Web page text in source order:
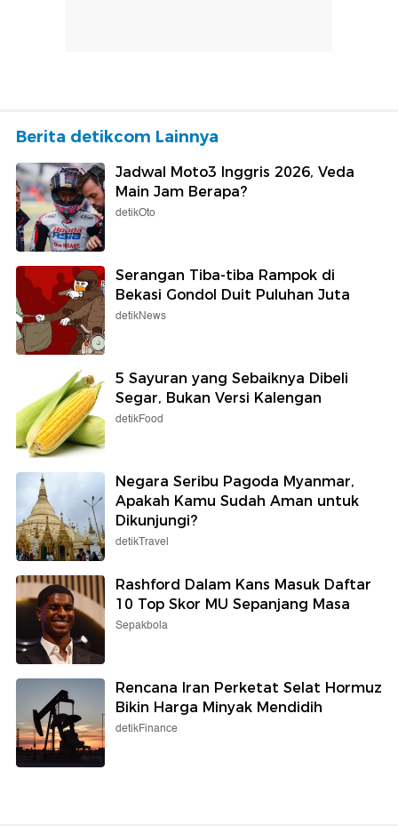
Berita detikcom Lainnya
Jadwal Moto3 Inggris 2026, Veda
Main Jam Berapa?
detikOto
Serangan Tiba-tiba Rampok di
Bekasi Gondol Duit Puluhan Juta
detikNews
5 Sayuran yang Sebaiknya Dibeli
Segar, Bukan Versi Kalengan
detikFood
Negara Seribu Pagoda Myanmar,
Apakah Kamu Sudah Aman untuk
Dikunjungi?
detikTravel
Rashford Dalam Kans Masuk Daftar
10 Top Skor MU Sepanjang Masa
Sepakbola
Rencana Iran Perketat Selat Hormuz
Bikin Harga Minyak Mendidih
detikFinance